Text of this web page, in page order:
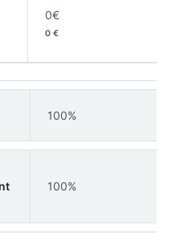
0€
0 €
100%
100%